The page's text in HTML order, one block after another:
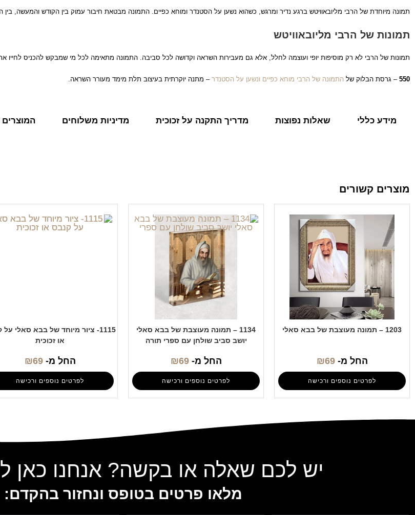
תמונה מיוחדת של הרבי מליובאוויטש ברגע נדיר ומרגש, כשהוא נשען על הסטנדר ומוחא כפיים. התמונה מבטאת חיבור עמוק בין הקודש והמעשה, בין
תמונות של הרבי מליובאוויטש
תמונות של הרבי לא רק מוסיפות יופי ועוצמה לחלל, אלא גם מעבירות השראה וקדושה לכל סביבה. התמונה מתאימה לכל מי שמבקש להכניס לחייו את
550 – גרסת הבלוק של התמונה של הרבי מוחא כפיים ונשען על הסטנדר – מתנה יוקרתית בעיצוב תלת מימד מעורר השראה.
מידע כללי שאלות נפוצות מדריך התקנה על זכוכית מדיניות משלוחים המוצרים
מוצרים קשורים
1203 – תמונה מעוצבת של בבא סאלי
החל מ- ₪69
לפרטים נוספים ורכישה
1134 – תמונה מעוצבת של בבא סאלי
יושב סביב שולחן עם ספרי תורה
החל מ- ₪69
לפרטים נוספים ורכישה
1115- ציור מיוחד של בבא סאלי
או זכוכית
החל מ- ₪69
לפרטים נוספים ורכישה
יש לכם שאלה או בקשה? אנחנו כאן
מלאו פרטים בטופס ונחזור בהקדם: